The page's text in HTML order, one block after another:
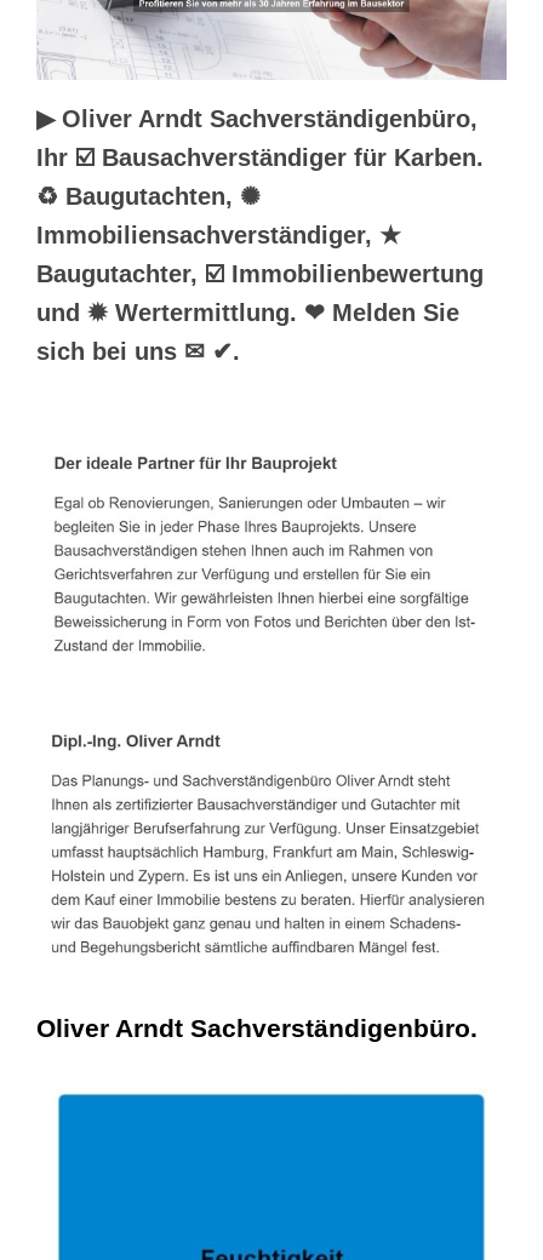
▶︎ Oliver Arndt Sachverständigenbüro,
Ihr ☑️ Bausachverständiger für Karben.
♻ Baugutachten, ✺
Immobiliensachverständiger, ★
Baugutachter, ☑️ Immobilienbewertung
und ✹ Wertermittlung. ❤ Melden Sie
sich bei uns ✉ ✔.
Oliver Arndt Sachverständigenbüro.